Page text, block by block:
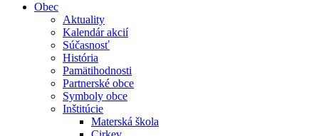
Obec
Aktuality
Kalendár akcií
Súčasnosť
História
Pamätihodnosti
Partnerské obce
Symboly obce
Inštitúcie
Materská škola